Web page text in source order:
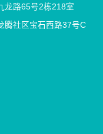
龙路65号2栋218室
腾社区宝石西路37号C